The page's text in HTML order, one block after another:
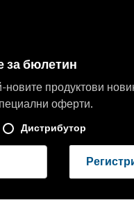
за бюлетин
новите продуктови
оферти.
Дистрибутор